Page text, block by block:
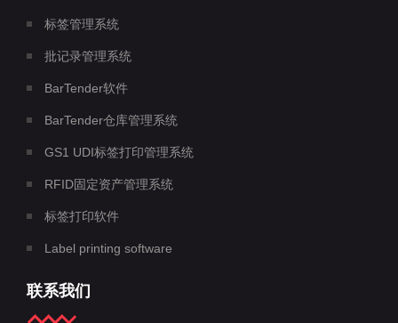
标签管理系统
批记录管理系统
BarTender软件
BarTender仓库管理系统
GS1 UDI标签打印管理系统
RFID固定资产管理系统
标签打印软件
Label printing software
联系我们